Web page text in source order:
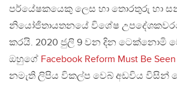
පර්යේෂකයෙකු ලෙස හා තොරතුරු හා
නියෝජිතායතනයේ විශේෂ
කරයි. 2020 ජුලි 9 වන දින ටෙක්නොමි
ඔහුගේ Facebook Reform Must Be
නමැති ලිපිය විකල්ප වෙබ් අඩවිය විසින්